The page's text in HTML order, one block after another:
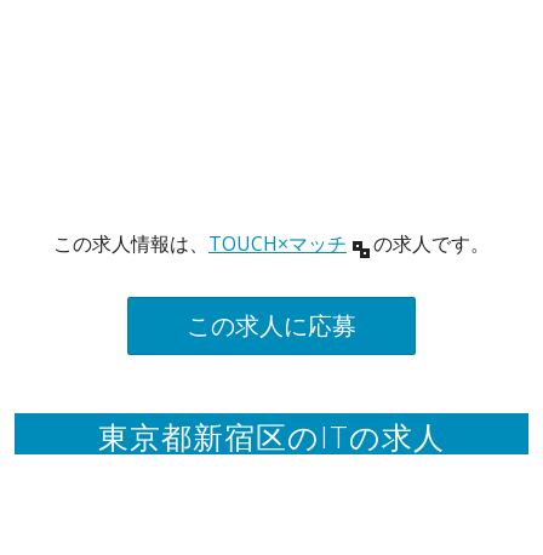
この求人情報は、 TOUCH×マッチ の求人です。
この求人に応募
東京都新宿区のITの求人